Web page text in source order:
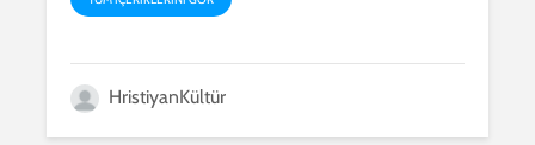
HristiyanKültür